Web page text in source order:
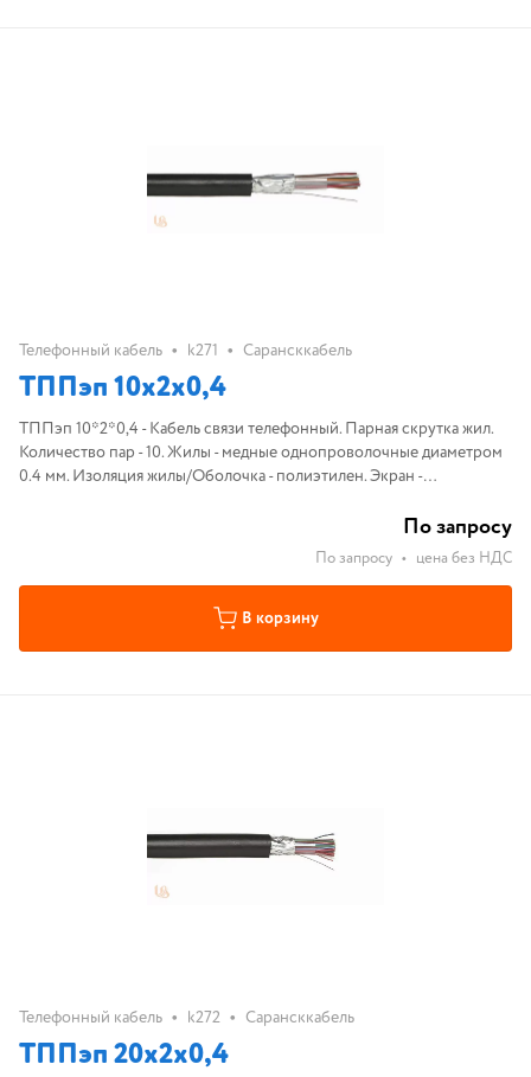
Телефонный кабель • k271 • Сарансккабель
ТППэп 10х2х0,4
ТППэп 10*2*0,4 - Кабель связи телефонный. Парная скрутка жил.
Количество пар - 10. Жилы - медные однопроволочные диаметром
0.4 мм. Изоляция жилы/Оболочка - полиэтилен. Экран -
По запросу
По запросу • цена без НДС
В корзину
Телефонный кабель • k272 • Сарансккабель
ТППэп 20х2х0,4